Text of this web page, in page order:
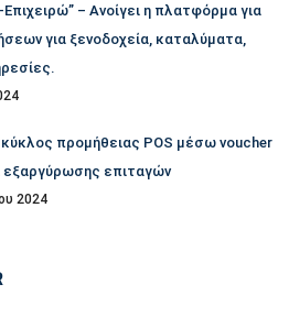
– Ανοίγει η πλατφόρμα για
για ξενοδοχεία, καταλύματα,
κύκλος προμήθειας POS μέσω voucher
εξαργύρωσης επιταγών
2024